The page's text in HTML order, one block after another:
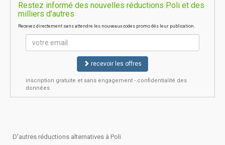
Restez informé des nouvelles réductions Poli et des
milliers d'autres
Recevez directement sans attendre les nouveaux codes promo dès leur publication.
recevoir les offres
inscription gratuite et sans engagement - confidentialité des
données
D'autres réductions alternatives à Poli